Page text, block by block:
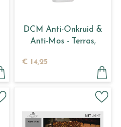
DCM Anti-Onkruid &
Anti-Mos - Terras,
€ 14,25